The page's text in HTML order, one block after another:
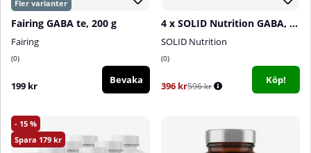
Fairing GABA te, 200 g
Fairing
0
199 kr Bevaka
4 x SOLID Nutrition GABA, 90 caps
SOLID Nutrition
0
396 kr596 kr
Köp!
15
179